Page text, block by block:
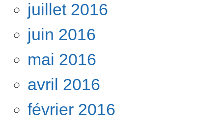
juillet 2016
juin 2016
mai 2016
avril 2016
février 2016